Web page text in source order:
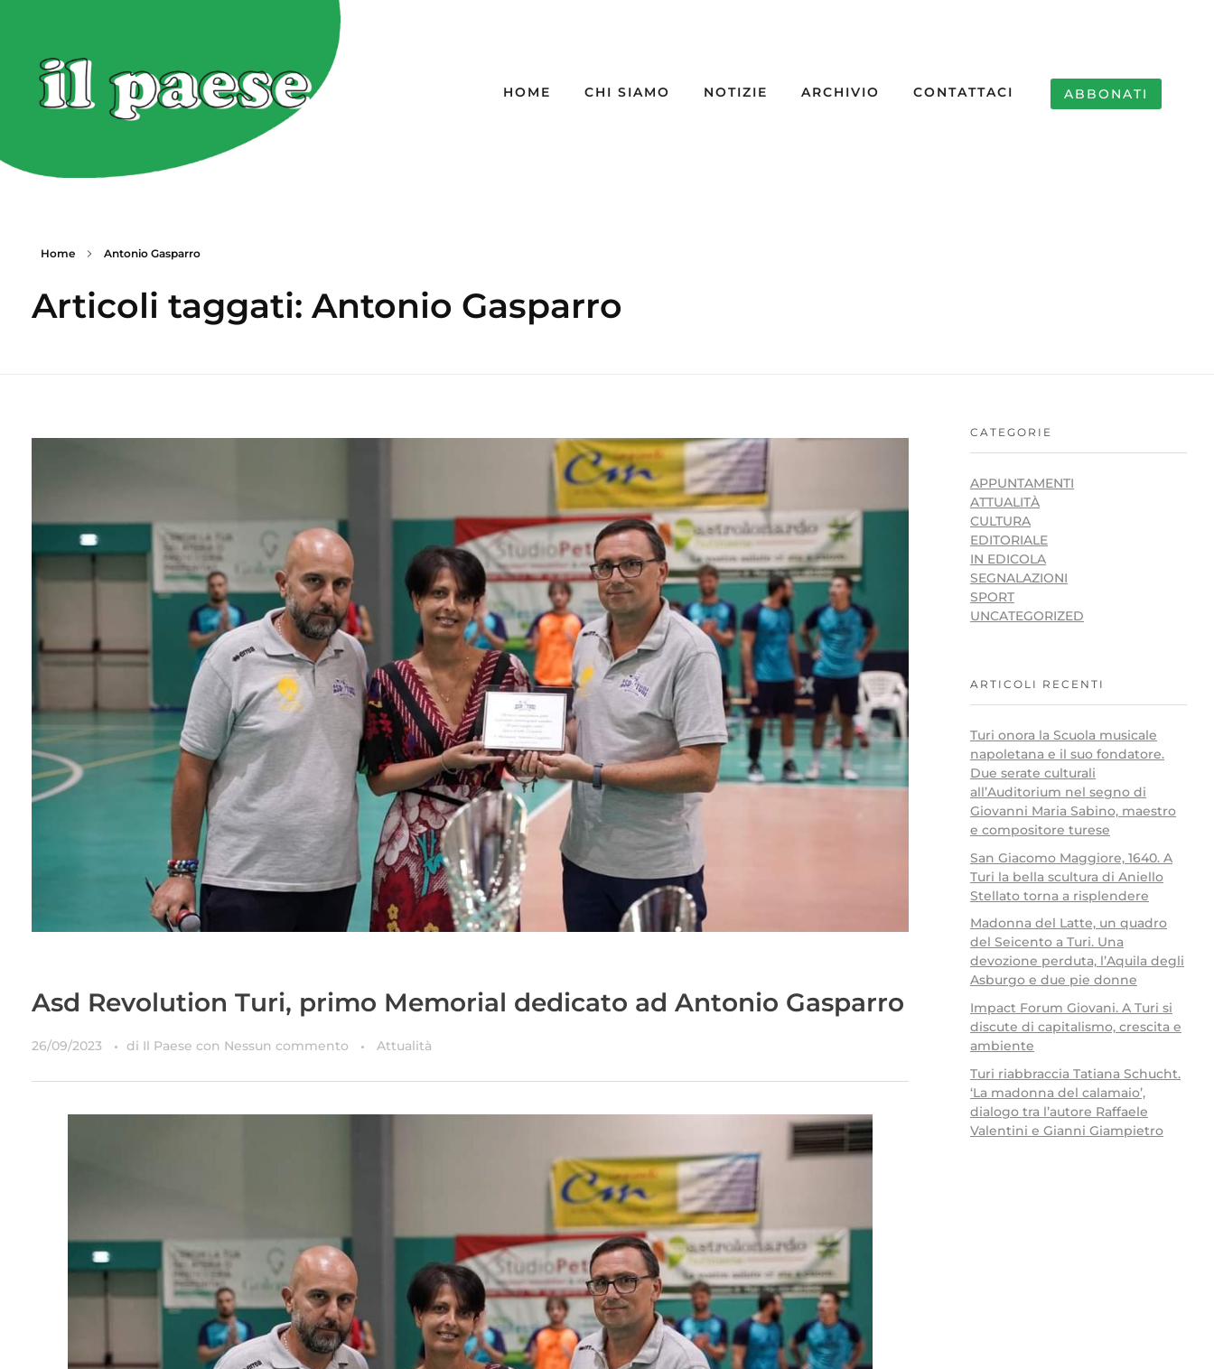
HOME CHI SIAMO NOTIZIE ARCHIVIO CONTATTACI ABBONATI
Home Antonio Gasparro
Articoli taggati: Antonio Gasparro
Asd Revolution Turi, primo Memorial dedicato ad Antonio Gasparro
26/09/2023 di Il Paese con Nessun commento Attualità
CATEGORIE
APPUNTAMENTI
ATTUALITÀ
CULTURA
EDITORIALE
IN EDICOLA
SEGNALAZIONI
SPORT
UNCATEGORIZED
ARTICOLI RECENTI
Turi onora la Scuola musicale
napoletana e il suo fondatore.
Due serate culturali
all’Auditorium nel segno di
Giovanni Maria Sabino, maestro
e compositore turese
San Giacomo Maggiore, 1640. A
Turi la bella scultura di Aniello
Stellato torna a risplendere
Madonna del Latte, un quadro
del Seicento a Turi. Una
devozione perduta, l’Aquila degli
Asburgo e due pie donne
Impact Forum Giovani. A Turi si
discute di capitalismo, crescita e
ambiente
Turi riabbraccia Tatiana Schucht.
‘La madonna del calamaio’,
dialogo tra l’autore Raffaele
Valentini e Gianni Giampietro